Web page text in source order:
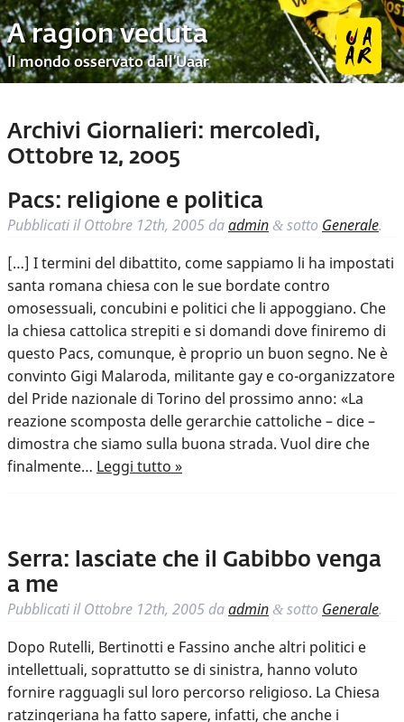
A ragion veduta
Il mondo osservato dall’Uaar
Archivi Giornalieri: mercoledì,
Ottobre 12, 2005
Pacs: religione e politica
Pubblicati ilOttobre 12th, 2005 daadmin & sotto Generale.
[…] I termini del dibattito, come sappiamo li ha impostati
santa romana chiesa con le sue bordate contro
omosessuali, concubini e politici che li appoggiano. Che
la chiesa cattolica strepiti e si domandi dove finiremo di
questo Pacs, comunque, è proprio un buon segno. Ne è
convinto Gigi Malaroda, militante gay e co-organizzatore
del Pride nazionale di Torino del prossimo anno: «La
reazione scomposta delle gerarchie cattoliche – dice –
dimostra che siamo sulla buona strada. Vuol dire che
finalmente… Leggi tutto »
Serra: lasciate che il Gabibbo venga
a me
Pubblicati ilOttobre 12th, 2005 daadmin & sotto Generale.
Dopo Rutelli, Bertinotti e Fassino anche altri politici e
intellettuali, soprattutto se di sinistra, hanno voluto
fornire ragguagli sul loro percorso religioso. La Chiesa
ratzingeriana ha fatto sapere, infatti, che anche i